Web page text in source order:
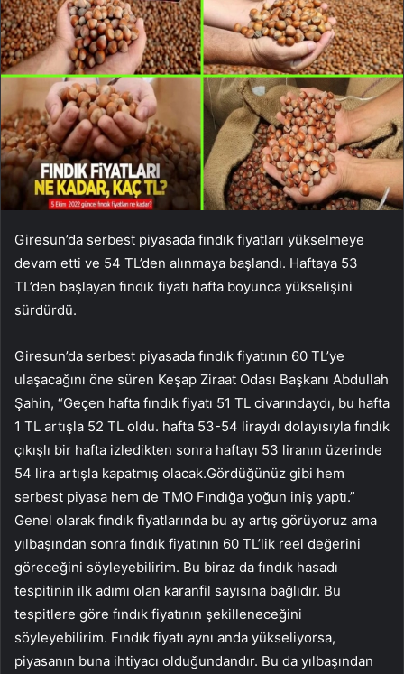
Giresun’da serbest piyasada fındık fiyatları yükselmeye
devam etti ve 54 TL’den alınmaya başlandı. Haftaya 53
TL’den başlayan fındık fiyatı hafta boyunca yükselişini
sürdürdü.
Giresun’da serbest piyasada fındık fiyatının 60 TL’ye
ulaşacağını öne süren Keşap Ziraat Odası Başkanı Abdullah
Şahin, “Geçen hafta fındık fiyatı 51 TL civarındaydı, bu hafta
1 TL artışla 52 TL oldu. hafta 53-54 liraydı dolayısıyla fındık
çıkışlı bir hafta izledikten sonra haftayı 53 liranın üzerinde
54 lira artışla kapatmış olacak.Gördüğünüz gibi hem
serbest piyasa hem de TMO Fındığa yoğun iniş yaptı.”
Genel olarak fındık fiyatlarında bu ay artış görüyoruz ama
yılbaşından sonra fındık fiyatının 60 TL’lik reel değerini
göreceğini söyleyebilirim. Bu biraz da fındık hasadı
tespitinin ilk adımı olan karanfil sayısına bağlıdır. Bu
tespitlere göre fındık fiyatının şekilleneceğini
söyleyebilirim. Fındık fiyatı aynı anda yükseliyorsa,
piyasanın buna ihtiyacı olduğundandır. Bu da yılbaşından